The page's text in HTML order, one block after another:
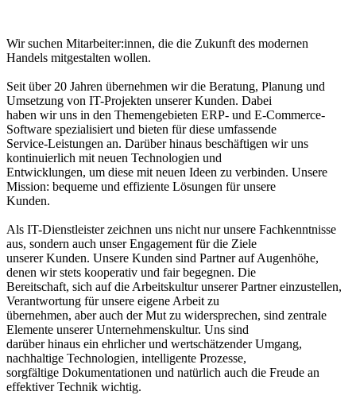
Wir suchen Mitarbeiter:innen, die die Zukunft des modernen
Handels mitgestalten wollen.
Seit über 20 Jahren übernehmen wir die Beratung, Planung und
Umsetzung von IT-Projekten unserer Kunden. Dabei
haben wir uns in den Themengebieten ERP- und E-Commerce-
Software spezialisiert und bieten für diese umfassende
Service-Leistungen an. Darüber hinaus beschäftigen wir uns
kontinuierlich mit neuen Technologien und
Entwicklungen, um diese mit neuen Ideen zu verbinden. Unsere
Mission: bequeme und effiziente Lösungen für unsere
Kunden.
Als IT-Dienstleister zeichnen uns nicht nur unsere Fachkenntnisse
aus, sondern auch unser Engagement für die Ziele
unserer Kunden. Unsere Kunden sind Partner auf Augenhöhe,
denen wir stets kooperativ und fair begegnen. Die
Bereitschaft, sich auf die Arbeitskultur unserer Partner einzustellen,
Verantwortung für unsere eigene Arbeit zu
übernehmen, aber auch der Mut zu widersprechen, sind zentrale
Elemente unserer Unternehmenskultur. Uns sind
darüber hinaus ein ehrlicher und wertschätzender Umgang,
nachhaltige Technologien, intelligente Prozesse,
sorgfältige Dokumentationen und natürlich auch die Freude an
effektiver Technik wichtig.